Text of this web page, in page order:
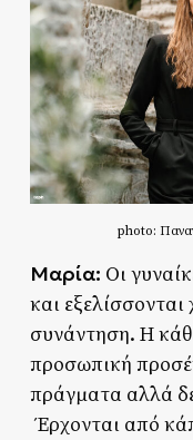
photo:
Μαρία: Oι
και
συνάντηση. Η
προσωπική
πράγματα αλλά
Έρχονται από